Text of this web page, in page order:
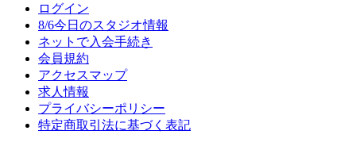
ログイン
8/6今日のスタジオ情報
ネットで入会手続き
会員規約
アクセスマップ
求人情報
プライバシーポリシー
特定商取引法に基づく表記